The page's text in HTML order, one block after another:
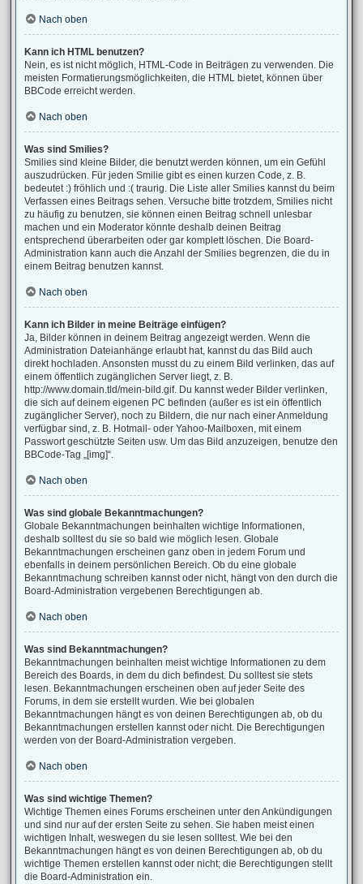
Nach oben
Kann ich HTML benutzen?
Nein, es ist nicht möglich, HTML-Code in Beiträgen zu verwenden. Die
meisten Formatierungsmöglichkeiten, die HTML bietet, können über
BBCode erreicht werden.
Nach oben
Was sind Smilies?
Smilies sind kleine Bilder, die benutzt werden können, um ein Gefühl
auszudrücken. Für jeden Smilie gibt es einen kurzen Code, z. B.
bedeutet :) fröhlich und :( traurig. Die Liste aller Smilies kannst du beim
Verfassen eines Beitrags sehen. Versuche bitte trotzdem, Smilies nicht
zu häufig zu benutzen, sie können einen Beitrag schnell unlesbar
machen und ein Moderator könnte deshalb deinen Beitrag
entsprechend überarbeiten oder gar komplett löschen. Die Board-
Administration kann auch die Anzahl der Smilies begrenzen, die du in
einem Beitrag benutzen kannst.
Nach oben
Kann ich Bilder in meine Beiträge einfügen?
Ja, Bilder können in deinem Beitrag angezeigt werden. Wenn die
Administration Dateianhänge erlaubt hat, kannst du das Bild auch
direkt hochladen. Ansonsten musst du zu einem Bild verlinken, das auf
einem öffentlich zugänglichen Server liegt, z. B.
http://www.domain.tld/mein-bild.gif. Du kannst weder Bilder verlinken,
die sich auf deinem eigenen PC befinden (außer es ist ein öffentlich
zugänglicher Server), noch zu Bildern, die nur nach einer Anmeldung
verfügbar sind, z. B. Hotmail- oder Yahoo-Mailboxen, mit einem
Passwort geschützte Seiten usw. Um das Bild anzuzeigen, benutze den
BBCode-Tag „[img]“.
Nach oben
Was sind globale Bekanntmachungen?
Globale Bekanntmachungen beinhalten wichtige Informationen,
deshalb solltest du sie so bald wie möglich lesen. Globale
Bekanntmachungen erscheinen ganz oben in jedem Forum und
ebenfalls in deinem persönlichen Bereich. Ob du eine globale
Bekanntmachung schreiben kannst oder nicht, hängt von den durch die
Board-Administration vergebenen Berechtigungen ab.
Nach oben
Was sind Bekanntmachungen?
Bekanntmachungen beinhalten meist wichtige Informationen zu dem
Bereich des Boards, in dem du dich befindest. Du solltest sie stets
lesen. Bekanntmachungen erscheinen oben auf jeder Seite des
Forums, in dem sie erstellt wurden. Wie bei globalen
Bekanntmachungen hängt es von deinen Berechtigungen ab, ob du
Bekanntmachungen erstellen kannst oder nicht. Die Berechtigungen
werden von der Board-Administration vergeben.
Nach oben
Was sind wichtige Themen?
Wichtige Themen eines Forums erscheinen unter den Ankündigungen
und sind nur auf der ersten Seite zu sehen. Sie haben meist einen
wichtigen Inhalt, weswegen du sie lesen solltest. Wie bei den
Bekanntmachungen hängt es von deinen Berechtigungen ab, ob du
wichtige Themen erstellen kannst oder nicht; die Berechtigungen stellt
die Board-Administration ein.